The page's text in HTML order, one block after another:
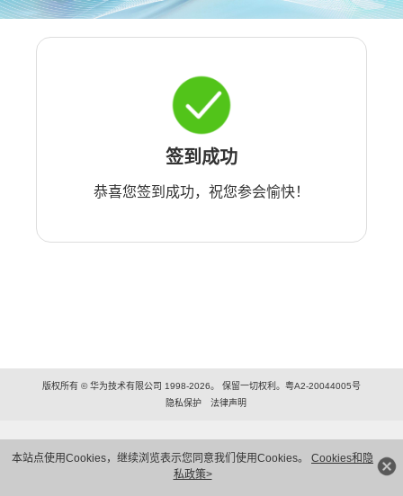
本站点使用Cookies，继续浏览表示您同意我们使用Cookies。 Cookies和隐
私政策>
签到成功
恭喜您签到成功，祝您参会愉快！
版权所有 © 华为技术有限公司 1998-2026。 保留一切权利。粤A2-20044005号
隐私保护
法律声明